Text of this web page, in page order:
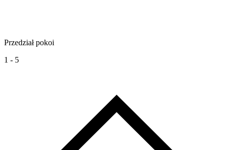
Przedział pokoi
1 - 5